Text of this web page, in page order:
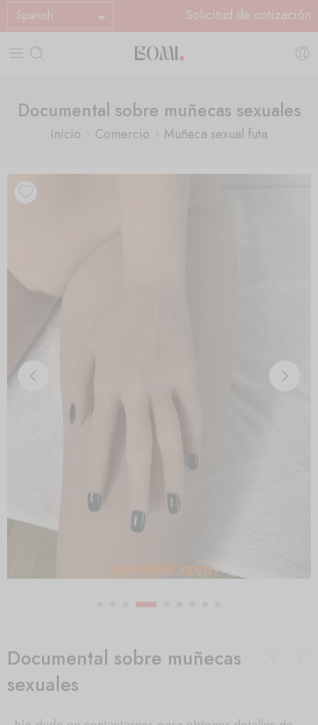
Spanish Solicitud de cotización
Documental sobre muñecas sexuales
Inicio Comercio Muñeca sexual futa
Documental sobre muñecas
sexuales